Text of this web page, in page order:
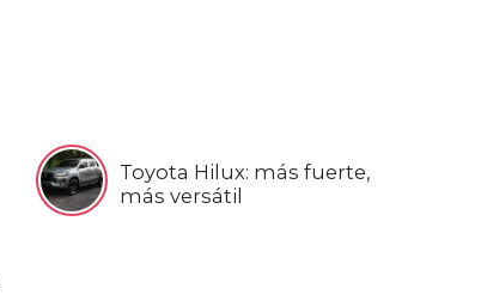
Toyota Hilux: más fuerte,
más versátil